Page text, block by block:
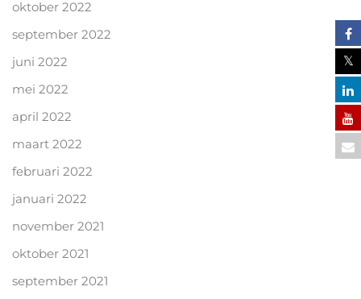
oktober 2022
september 2022
juni 2022
mei 2022
april 2022
maart 2022
februari 2022
januari 2022
november 2021
oktober 2021
september 2021